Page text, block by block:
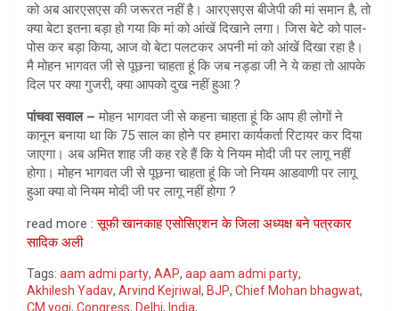
को अब आरएसएस की जरूरत नहीं है। आरएसएस बीजेपी की मां समान है, तो
क्या बेटा इतना बड़ा हो गया कि मां को आंखें दिखाने लगा। जिस बेटे को पाल-
पोस कर बड़ा किया, आज वो बेटा पलटकर अपनी मां को आंखें दिखा रहा है।
मै मोहन भागवत जी से पूछना चाहता हूं कि जब नड्डा जी ने ये कहा तो आपके
दिल पर क्या गुजरी, क्या आपको दुख नहीं हुआ ?
पांचवा सवाल –मोहन भागवत जी से कहना चाहता हूं कि आप ही लोगों ने
कानून बनाया था कि 75 साल का होने पर हमारा कार्यकर्ता रिटायर कर दिया
जाएगा। अब अमित शाह जी कह रहे हैं कि ये नियम मोदी जी पर लागू नहीं
होगा। मोहन भागवत जी से पूछना चाहता हूं कि जो नियम आडवाणी पर लागू
हुआ क्या वो नियम मोदी जी पर लागू नहीं होगा ?
read more :सूफी खानकाह एसोसिएशन के जिला अध्यक्ष बने पत्रकार
सादिक अली
Tags: aam admi party, AAP, aap aam admi party,
Akhilesh Yadav, Arvind Kejriwal , BJP, Chief Mohan bhagwat,
CM yogi, Congress, Delhi, India,